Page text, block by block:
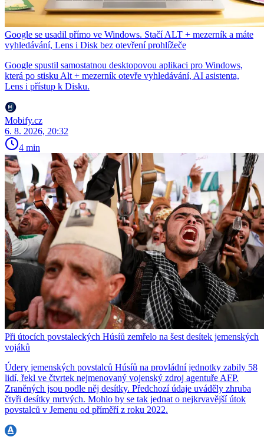
Google se usadil přímo ve Windows. Stačí ALT + mezerník a máte
vyhledávání, Lens i Disk bez otevření prohlížeče
Google spustil samostatnou desktopovou aplikaci pro Windows,
která po stisku Alt + mezerník otevře vyhledávání, AI asistenta,
Lens i přístup k Disku.
Mobify.cz
6. 8. 2026, 20:32
4 min
Při útocích povstaleckých Húsíů zemřelo na šest desítek jemenských
vojáků
Údery jemenských povstalců Húsíů na provládní jednotky zabily 58
lidí, řekl ve čtvrtek nejmenovaný vojenský zdroj agentuře AFP.
Zraněných jsou podle něj desítky. Předchozí údaje uváděly zhruba
čtyři desítky mrtvých. Mohlo by se tak jednat o nejkrvavější útok
povstalců v Jemenu od příměří z roku 2022.